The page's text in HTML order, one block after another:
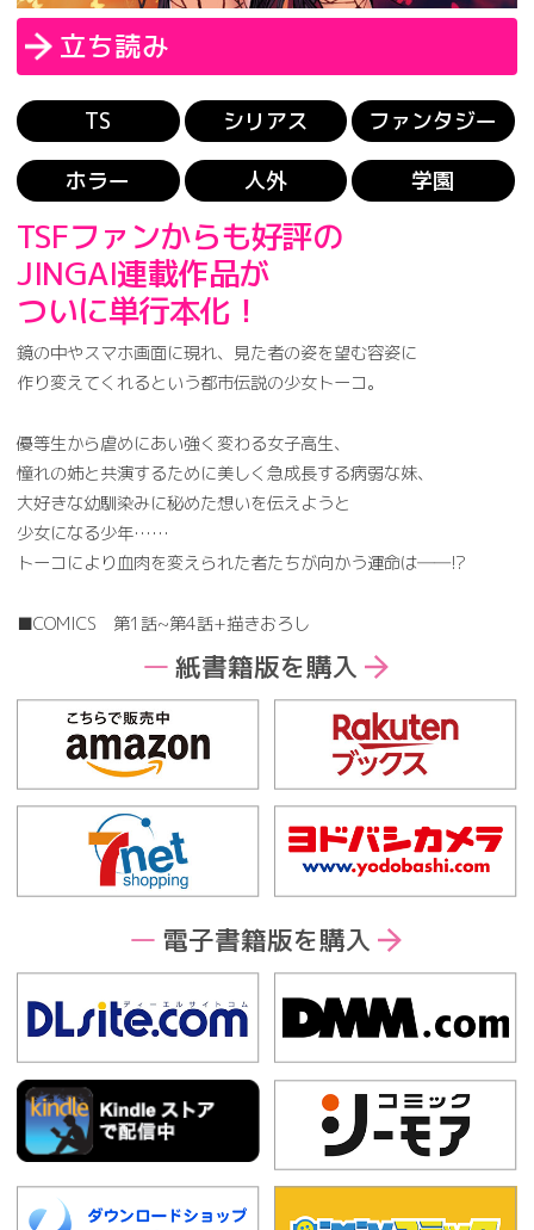
立ち読み
TS シリアス
ファンタジー
ホラー
人外 学園
TSFファンからも好評の
JINGAI連載作品が
ついに単行本化！
鏡の中やスマホ画面に現れ、見た者の姿を望む容姿に
作り変えてくれるという都市伝説の少女トーコ。
優等生から虐めにあい強く変わる女子高生、
憧れの姉と共演するために美しく急成長する病弱な妹、
大好きな幼馴染みに秘めた想いを伝えようと
少女になる少年……
トーコにより血肉を変えられた者たちが向かう運命は――!?
■COMICS 第1話~第4話+描きおろし
紙書籍版を購入
電子書籍版を購入